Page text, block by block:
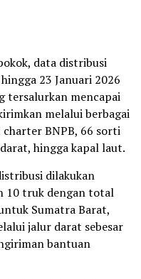
data distribusi
23 Januari 2026
tersalurkan mencapai
melalui berbagai
BNPB, 66 sorti
hingga kapal laut.
dilakukan
10 truk dengan total
Sumatra Barat,
jalur darat sebesar
bantuan